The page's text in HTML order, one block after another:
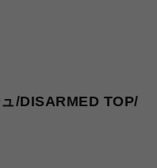
/DISARMED TOP/